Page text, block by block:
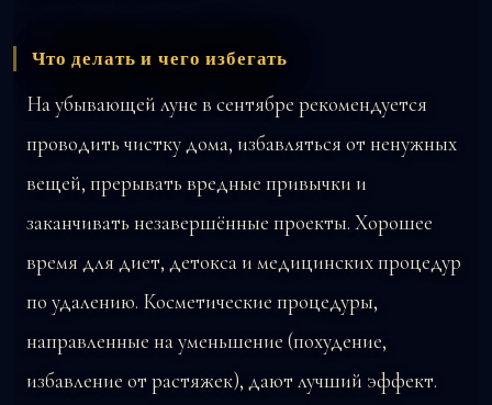
Что делать и чего избегать
На убывающей луне в сентябре рекомендуется
проводить чистку дома, избавляться от ненужных
вещей, прерывать вредные привычки и
заканчивать незавершённые проекты. Хорошее
время для диет, детокса и медицинских процедур
по удалению. Косметические процедуры,
направленные на уменьшение (похудение,
избавление от растяжек), дают лучший эффект.